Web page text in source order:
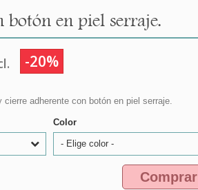
en piel serraje.
-20%
adherente con botón en piel serraje.
Color
- Elige color -
Comprar